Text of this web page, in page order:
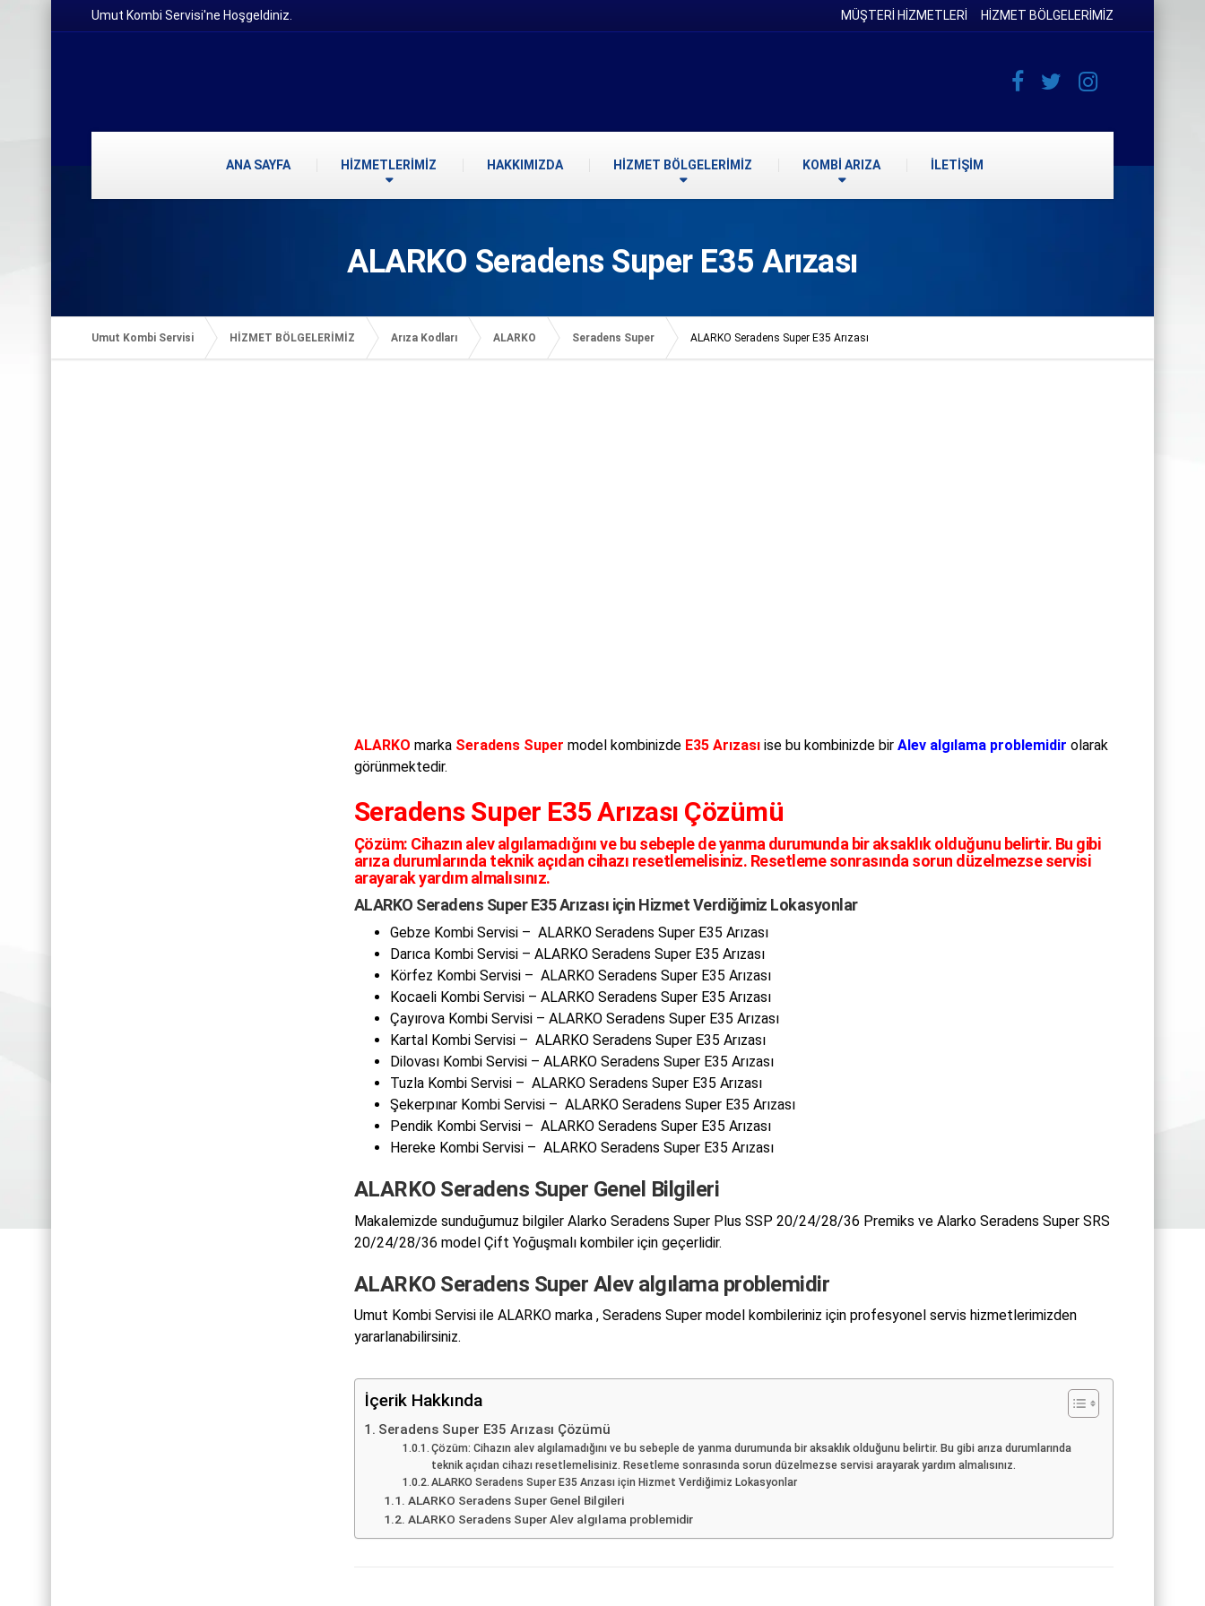
Umut Kombi Servisi'ne Hoşgeldiniz. MÜŞTERİ HİZMETLERİ HİZMET BÖLGELERİMİZ
ANA SAYFA HİZMETLERİMİZ HAKKIMIZDA HİZMET BÖLGELERİMİZ KOMBİ ARIZA İLETİŞİM
ALARKO Seradens Super E35 Arızası
Umut Kombi Servisi HİZMET BÖLGELERİMİZ Arıza Kodları ALARKO Seradens Super ALARKO Seradens Super E35 Arızası
ALARKO marka Seradens Super model kombinizde E35 Arızasıise bu kombinizde bir Alev algılama problemidir olarak
görünmektedir.
Seradens Super E35 Arızası Çözümü
Çözüm: Cihazın alev algılamadığını ve bu sebeple de yanma durumunda bir aksaklık olduğunu belirtir. Bu gibi
arıza durumlarında teknik açıdan cihazı resetlemelisiniz. Resetleme sonrasında sorun düzelmezse servisi
arayarak yardım almalısınız.
ALARKO Seradens Super E35 Arızası için Hizmet Verdiğimiz Lokasyonlar
Gebze Kombi Servisi – ALARKO Seradens Super E35 Arızası
Darıca Kombi Servisi – ALARKO Seradens Super E35 Arızası
Körfez Kombi Servisi – ALARKO Seradens Super E35 Arızası
Kocaeli Kombi Servisi – ALARKO Seradens Super E35 Arızası
Çayırova Kombi Servisi – ALARKO Seradens Super E35 Arızası
Kartal Kombi Servisi – ALARKO Seradens Super E35 Arızası
Dilovası Kombi Servisi – ALARKO Seradens Super E35 Arızası
Tuzla Kombi Servisi – ALARKO Seradens Super E35 Arızası
Şekerpınar Kombi Servisi – ALARKO Seradens Super E35 Arızası
Pendik Kombi Servisi – ALARKO Seradens Super E35 Arızası
Hereke Kombi Servisi – ALARKO Seradens Super E35 Arızası
ALARKO Seradens Super Genel Bilgileri
Makalemizde sunduğumuz bilgiler Alarko Seradens Super Plus SSP 20/24/28/36 Premiks ve Alarko Seradens Super SRS
20/24/28/36 model Çift Yoğuşmalı kombiler için geçerlidir.
ALARKO Seradens Super Alev algılama problemidir
Umut Kombi Servisi ile ALARKO marka , Seradens Super model kombileriniz için profesyonel servis hizmetlerimizden
yararlanabilirsiniz.
İçerik Hakkında
Seradens Super E35 Arızası Çözümü
Çözüm: Cihazın alev algılamadığını ve bu sebeple de yanma durumunda bir aksaklık olduğunu belirtir. Bu gibi arıza durumlarında
teknik açıdan cihazı resetlemelisiniz. Resetleme sonrasında sorun düzelmezse servisi arayarak yardım almalısınız.
ALARKO Seradens Super E35 Arızası için Hizmet Verdiğimiz Lokasyonlar
ALARKO Seradens Super Genel Bilgileri
ALARKO Seradens Super Alev algılama problemidir